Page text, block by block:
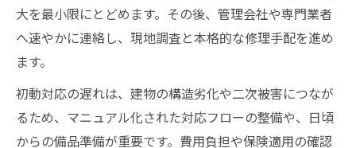
大を最小限にとどめます。その後、管理会社や専門業者
へ速やかに連絡し、現地調査と本格的な修理手配を進め
ます。
初動対応の遅れは、建物の構造劣化や二次被害につなが
るため、マニュアル化された対応フローの整備や、日頃
からの備品準備が重要です。費用負担や保険適用の確認